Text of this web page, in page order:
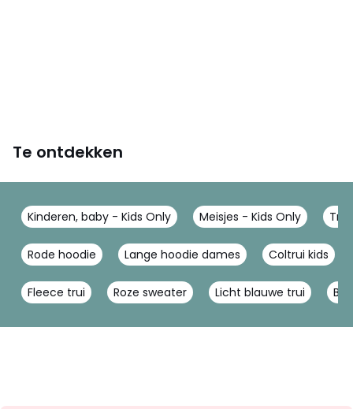
Te ontdekken
Kinderen, baby - Kids Only Meisjes - Kids Only
Rode hoodie Lange hoodie dames Coltrui kids
Fleece trui Roze sweater Licht blauwe trui